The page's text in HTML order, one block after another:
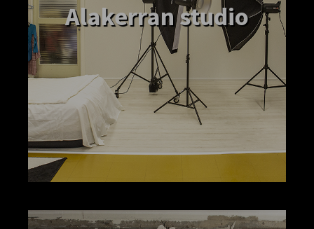
Alakerran studio